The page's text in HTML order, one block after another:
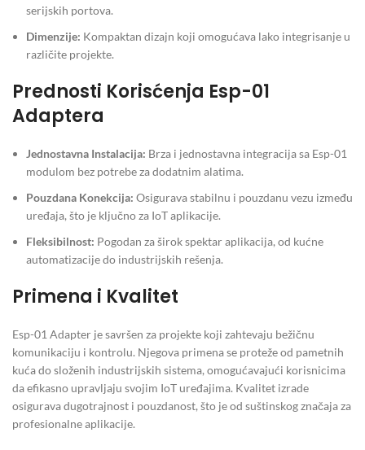
serijskih portova.
Dimenzije: Kompaktan dizajn koji omogućava lako integrisanje u
različite projekte.
Prednosti Korisćenja Esp-01
Adaptera
Jednostavna Instalacija: Brza i jednostavna integracija sa Esp-01
modulom bez potrebe za dodatnim alatima.
Pouzdana Konekcija: Osigurava stabilnu i pouzdanu vezu između
uređaja, što je ključno za IoT aplikacije.
Fleksibilnost: Pogodan za širok spektar aplikacija, od kućne
automatizacije do industrijskih rešenja.
Primena i Kvalitet
Esp-01 Adapter je savršen za projekte koji zahtevaju bežičnu
komunikaciju i kontrolu. Njegova primena se proteže od pametnih
kuća do složenih industrijskih sistema, omogućavajući korisnicima
da efikasno upravljaju svojim IoT uređajima. Kvalitet izrade
osigurava dugotrajnost i pouzdanost, što je od suštinskog značaja za
profesionalne aplikacije.